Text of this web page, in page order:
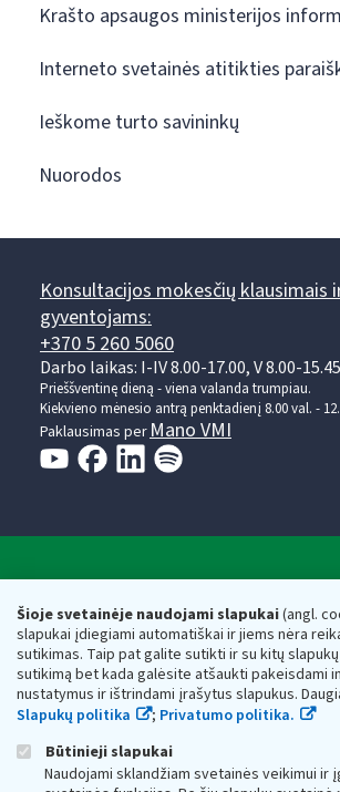
Šioje svetainėje naudojami slapukai(angl.
slapukai įdiegiami automatiškai ir jiems nėra
sutikimas. Taip pat galite sutikti ir su kitų
sutikimą bet kada galėsite atšaukti pakeisdami
nustatymus ir ištrindami įrašytus slapukus.
Slapukų politika
; Privatumo politika.
Būtinieji slapukai
Naudojami sklandžiam svetainės veikimui ir
Krašto apsaugos ministerijos
Interneto svetainės atitikties
Ieškome turto savininkų
Nuorodos
Konsultacijos mokesčių klausimais
gyventojams:
+370 5 260 5060
Darbo laikas: I-IV 8.00-17.00, V 8.00-
Prieššventinę dieną - viena valanda trumpiau.
Kiekvieno mėnesio antrą penktadienį 8.00 val. -
Paklausimas per Mano VMI
Respublikos finansų ministerijos
Biudžetinė įstaiga. Juridinio asmens kodas —
adresas: Vasario 16-osios g. 14, 01107 Vilnius,
vmi@vmi.lt, E. pristatymo dėžutės adresas
Duomenys apie Valstybinę mokesčių inspekciją
Respublikos finansų ministerijos kaupiami ir